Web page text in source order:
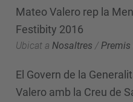
Mateo Valero rep la
Festibity 2016
Ubicat a Nosaltres /
El Govern de la
Valero amb la Creu de